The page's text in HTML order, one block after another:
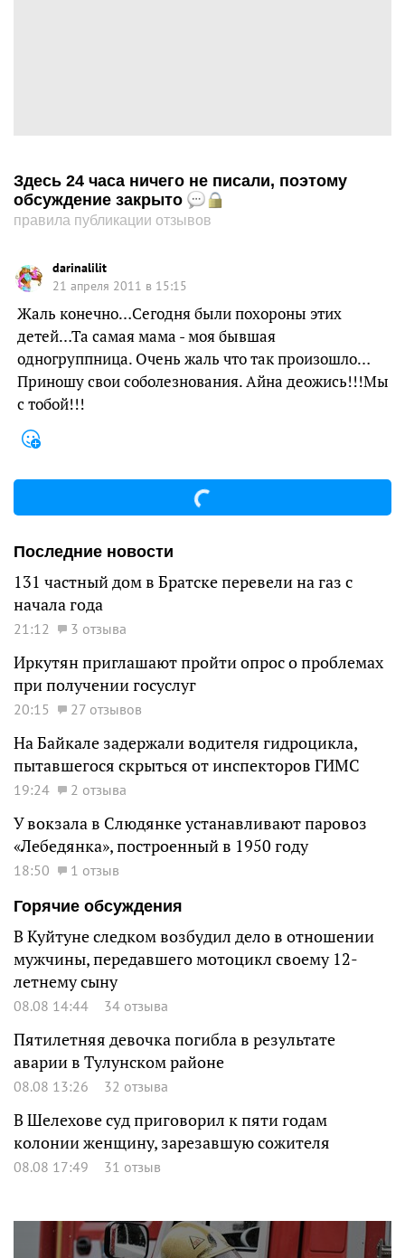
Здесь 24 часа ничего не писали, поэтому
обсуждение закрыто
правила публикации отзывов
darinalilit
21 апреля 2011 в 15:15
Жаль конечно…Сегодня были похороны этих
детей…Та самая мама - моя бывшая
одногруппница. Очень жаль что так произошло…
Приношу свои соболезнования. Айна деожись!!!Мы
с тобой!!!
Последние новости
131 частный дом в Братске перевели на газ с
начала года
21:12 3 отзыва
Иркутян приглашают пройти опрос о проблемах
при получении госуслуг
20:15 27 отзывов
На Байкале задержали водителя гидроцикла,
пытавшегося скрыться от инспекторов ГИМС
19:24 2 отзыва
У вокзала в Слюдянке устанавливают паровоз
«Лебедянка», построенный в 1950 году
18:50
1 отзыв
Горячие обсуждения
В Куйтуне следком возбудил дело в отношении
мужчины, передавшего мотоцикл своему 12-
летнему сыну
08.08 14:44 34 отзыва
Пятилетняя девочка погибла в результате
аварии в Тулунском районе
08.08 13:26 32 отзыва
В Шелехове суд приговорил к пяти годам
колонии женщину, зарезавшую сожителя
08.08 17:49 31 отзыв